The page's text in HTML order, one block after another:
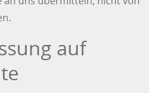
auf